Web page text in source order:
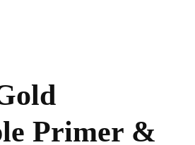
Primer &